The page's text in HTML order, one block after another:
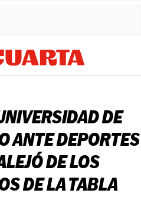
DE
ANTE DEPORTES
DE LOS
DE LA TABLA